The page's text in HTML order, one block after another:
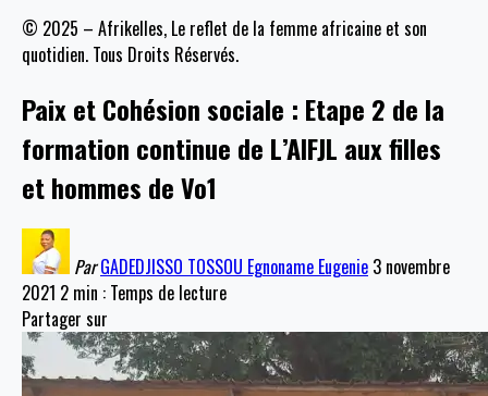
© 2025 – Afrikelles, Le reflet de la femme africaine et son
quotidien. Tous Droits Réservés.
Paix et Cohésion sociale : Etape 2 de la
formation continue de L’AIFJL aux filles
et hommes de Vo1
Par GADEDJISSO TOSSOU Egnoname Eugenie 3 novembre
2021 2 min : Temps de lecture
Partager sur